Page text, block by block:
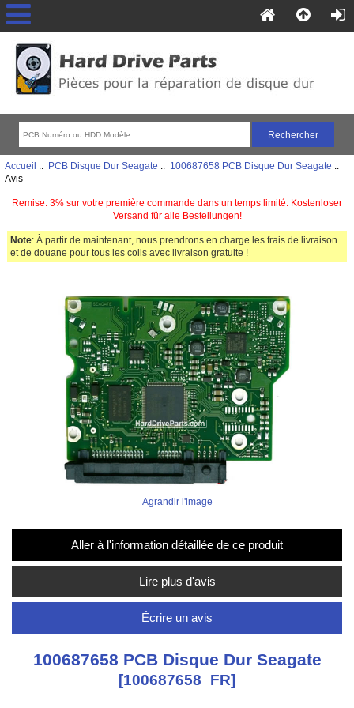
Accueil :: PCB Disque Dur Seagate :: 100687658 PCB Disque Dur Seagate ::
Avis
Remise: 3% sur votre première commande dans un temps limité. Kostenloser
Versand für alle Bestellungen!
Note: À partir de maintenant, nous prendrons en charge les frais de livraison
et de douane pour tous les colis avec livraison gratuite !
Agrandir l'image
Aller à l'information détaillée de ce produit
Lire plus d'avis
Écrire un avis
100687658 PCB Disque Dur Seagate
[100687658_FR]